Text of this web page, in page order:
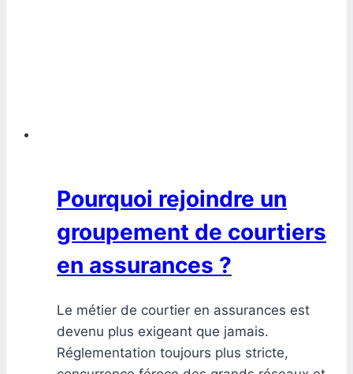
Pourquoi rejoindre un
groupement de courtiers
en assurances ?
Le métier de courtier en assurances est
devenu plus exigeant que jamais.
Réglementation toujours plus stricte,